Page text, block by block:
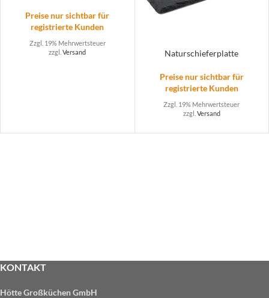
Preise nur sichtbar für
registrierte Kunden
Zzgl. 19% Mehrwertsteuer
zzgl.Versand Naturschieferplatte
Preise nur sichtbar für
registrierte Kunden
Zzgl. 19% Mehrwertsteuer
zzgl. Versand
KONTAKT
Hötte Großküchen GmbH